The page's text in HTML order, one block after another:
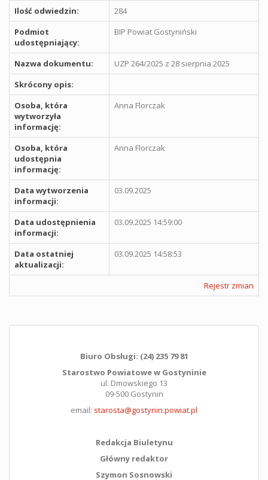
Ilość odwiedzin:
284
Podmiot
udostępniający:
BIP Powiat Gostyniński
Nazwa dokumentu:
UZP 264/2025 z 28 sierpnia 2025
Skrócony opis:
Osoba, która
wytworzyła
informację:
Anna Florczak
Osoba, która
udostępnia
informację:
Anna Florczak
Data wytworzenia
informacji:
03.09.2025
Data udostępnienia
informacji:
03.09.2025 14:59:00
Data ostatniej
aktualizacji:
03.09.2025 14:58:53
Rejestr zmian
Biuro Obsługi: (24) 235 79 81
Starostwo Powiatowe w Gostyninie
ul. Dmowskiego 13
09-500 Gostynin
email: starosta@gostynin.powiat.pl
Redakcja Biuletynu
Główny redaktor
Szymon Sosnowski